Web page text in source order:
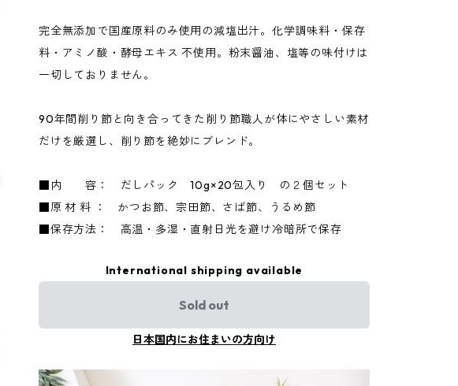
完全無添加で国産原料のみ使用の減塩出汁。化学調味料・保存
料・アミノ酸・酵母エキス 不使用。粉末醤油、塩等の味付けは
一切しておりません。
90年間削り節と向き合ってきた削り節職人が体にやさしい素材
だけを厳選し、削り節を絶妙にブレンド。
■内 容： だしパック 10g×20包入り の２個セット
■原 材 料 ： かつお節、宗田節、さば節、うるめ節
■保存方法： 高温・多湿・直射日光を避け冷暗所で保存
International shipping available
Sold out
日本国内にお住まいの方向け